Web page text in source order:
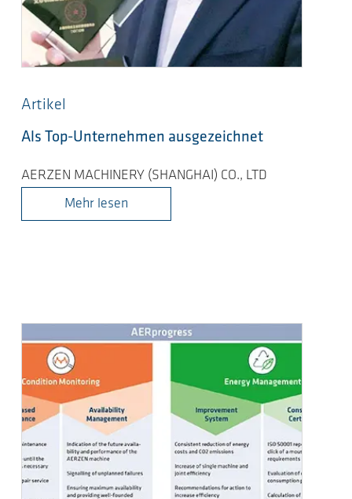
Artikel
Als Top-Unternehmen ausgezeichnet
AERZEN MACHINERY (SHANGHAI) CO., LTD
Mehr lesen